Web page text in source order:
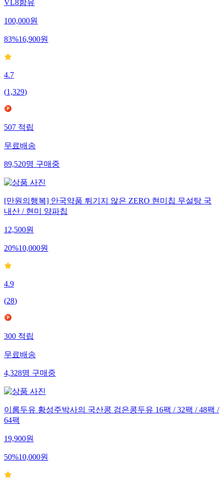
VL8함유
100,000원
83%16,900원
4.7
(1,329)
507적립
무료배송
89,520명구매중
[만원의행복] 안국약품 튀기지 않은 ZERO 현미칩 무설탕 국
내산 / 현미 양파칩
12,500원
20%10,000원
4.9
(28)
300적립
무료배송
4,328명구매중
이롬두유 황성주박사의 국산콩 검은콩두유 16팩 / 32팩 / 48팩 /
64팩
19,900원
50%10,000원